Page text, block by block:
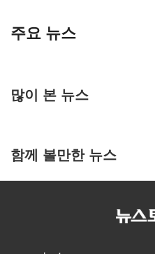
주요 뉴스
많이 본 뉴스
함께 볼만한 뉴스